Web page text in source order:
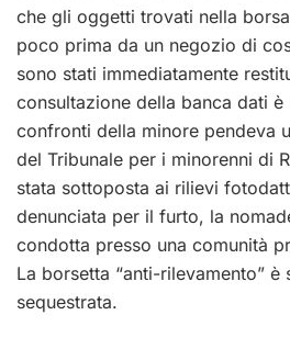
che gli oggetti trovati nella
poco prima da un negozio di
sono stati immediatamente
consultazione della banca dati è
confronti della minore pendeva
del Tribunale per i minorenni di
stata sottoposta ai rilievi
denunciata per il furto, la
condotta presso una comunità
La borsetta “anti-rilevamento” è
sequestrata.